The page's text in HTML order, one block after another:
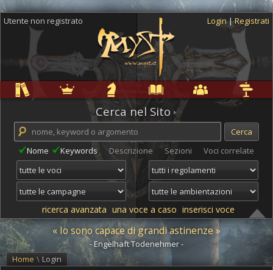
Utente non registrato Login |Registrati
Cerca nel Sito
Nome Keywords Descrizione Sezioni Voci correlate
ricerca avanzata una voce a caso inserisci voce
« Io sono capace di grandi astinenze »
- Engelhaft Todenehmer -
Home \ Login